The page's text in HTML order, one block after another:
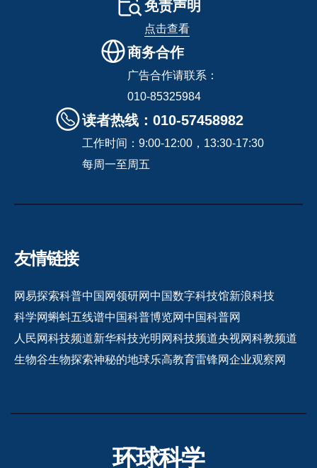
免责声明
点击查看
商务合作
广告合作请联系：
010-85325984
读者热线：010-57458982
工作时间：9:00-12:00，13:30-17:30
每周一至周五
友情链接
网易探索科普中国网领研网中国数字科技馆新浪科技
科学网蝌蚪五线谱中国科普博览网中国科普网
人民网科技频道新华科技光明网科技频道央视网科教频道
生物谷生物探索神秘的地球乐高教育雷锋网企业观察网
环球科学